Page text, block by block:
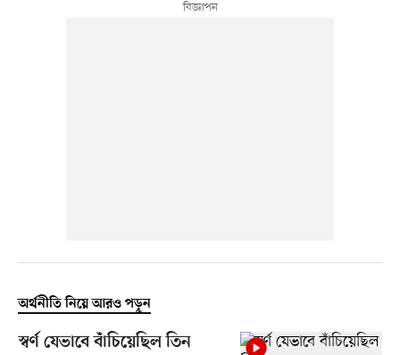
অর্থনীতি নিয়ে আরও পড়ুন
স্বর্ণ যেভাবে বাঁচিয়েছিল তিন